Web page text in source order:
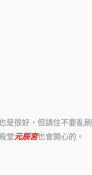
是很好，但請住不要亂刷
堂元辰宮也會開心的。